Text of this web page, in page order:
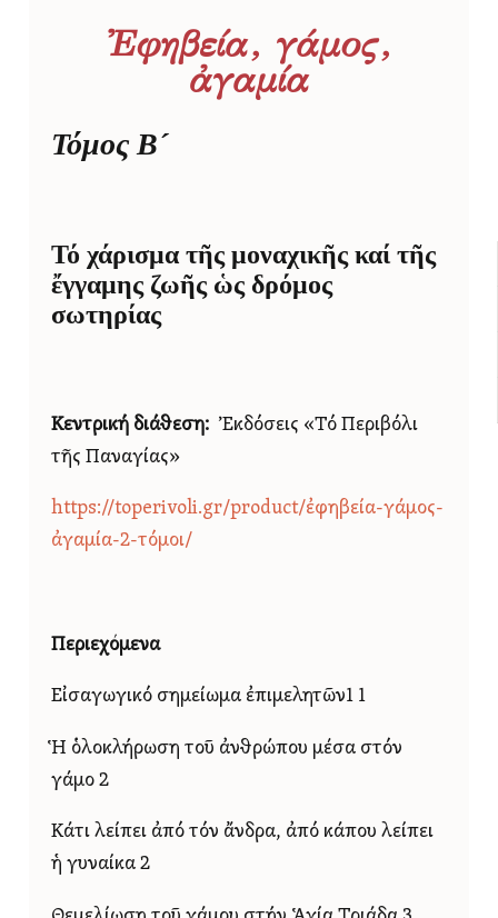
Ἐφηβεία, γάμος,
ἀγαμία
Τόμος Β´
Τό χάρισμα τῆς μοναχικῆς καί τῆς
ἔγγαμης ζωῆς ὡς δρόμος
σωτηρίας
Κεντρική διάθεση: Ἐκδόσεις «Τό Περιβόλι
τῆς Παναγίας»
https://toperivoli.gr/product/ἐφηβεία-γάμος-
ἀγαμία-2-τόμοι/
Περιεχόμενα
Εἰσαγωγικό σημείωμα ἐπιμελητῶν1 1
Ἡ ὁλοκλήρωση τοῦ ἀνθρώπου μέσα στόν
γάμο 2
Κάτι λείπει ἀπό τόν ἄνδρα, ἀπό κάπου λείπει
ἡ γυναίκα 2